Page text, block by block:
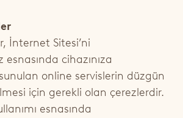
İnternet Sitesi’ni
cihazınıza
online servislerin düzgün
için gerekli olan çerezlerdir.
esnasında